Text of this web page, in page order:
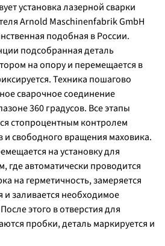
установка лазерной сварки
Arnold Maschinenfabrik GmbH
подобная в России.
подсобранная деталь
на опору и перемещается в
Техника пошагово
сварочное соединение
360 градусов. Все этапы
стопроцентным контролем
и свободного вращения маховика.
на установку для
где автоматически проводится
на герметичность, замеряется
и заливается необходимое
этого в отверстия для
пробки, деталь маркируется и